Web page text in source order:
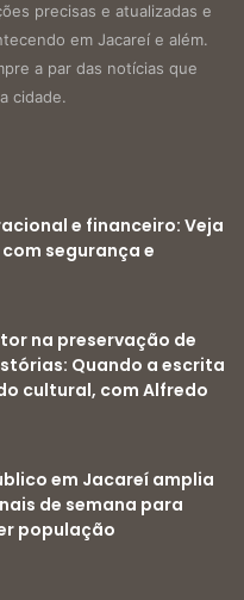
precisas e atualizadas e
em Jacareí e além.
a par das notícias que
cidade.
e financeiro: Veja
segurança e
na preservação de
Quando a escrita
cultural, com Alfredo
em Jacareí amplia
de semana para
população